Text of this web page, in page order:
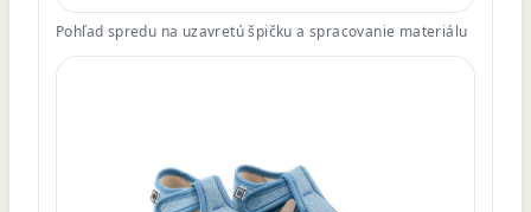
Pohľad spredu na uzavretú špičku a spracovanie materiálu